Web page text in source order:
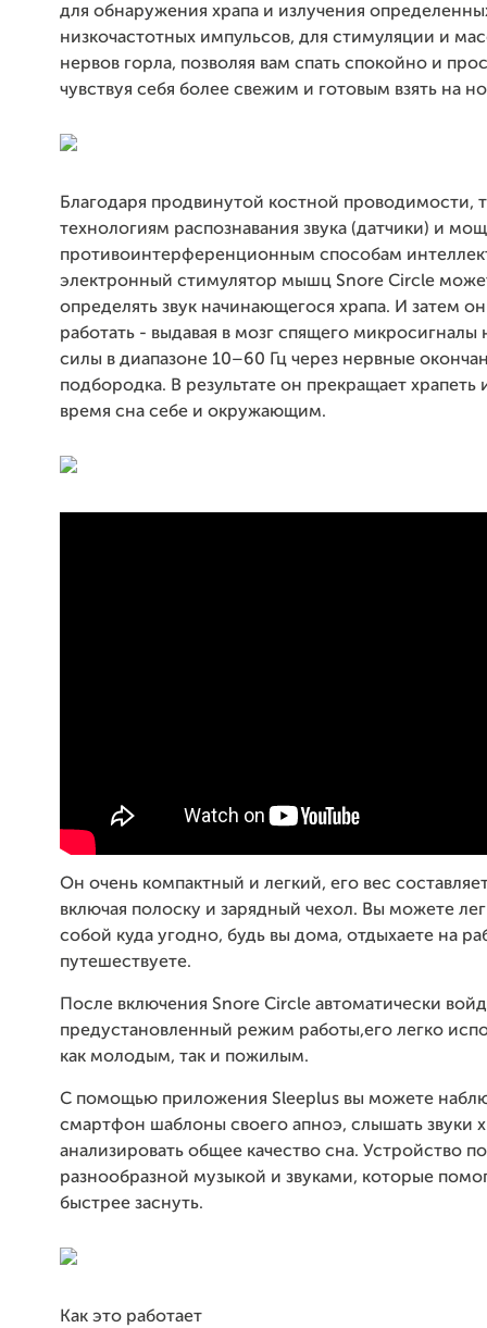
для обнаружения храпа и излучения
низкочастотных импульсов, для стимуляции и
нервов горла, позволяя вам спать спокойно и
чувствуя себя более свежим и готовым взять на
Благодаря продвинутой костной проводимости,
технологиям распознавания звука (датчики) и
противоинтерференционным способам
электронный стимулятор мышц Snore Circle
определять звук начинающегося храпа. И затем
работать - выдавая в мозг спящего микросигналы
силы в диапазоне 10–60 Гц через нервные
подбородка. В результате он прекращает
время сна себе и окружающим.
Он очень компактный и легкий, его вес
включая полоску и зарядный чехол. Вы можете
собой куда угодно, будь вы дома, отдыхаете на
путешествуете.
После включения Snore Circle автоматически
предустановленный режим работы,его легко
как молодым, так и пожилым.
С помощью приложения Sleeplus вы можете
смартфон шаблоны своего апноэ, слышать звуки
анализировать общее качество сна. Устройство
разнообразной музыкой и звуками, которые
быстрее заснуть.
Как это работает